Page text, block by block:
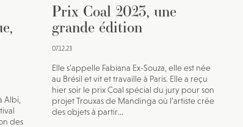
Albi,
des
Prix Coal 2023, une
grande édition
07.12.23
Elle s’appelle Fabiana Ex-Souza, elle est née
au Brésil et vit et travaille à Paris. Elle a reçu
hier soir le prix Coal spécial du jury pour son
projet Trouxas de Mandinga où l’artiste crée
des objets à partir...